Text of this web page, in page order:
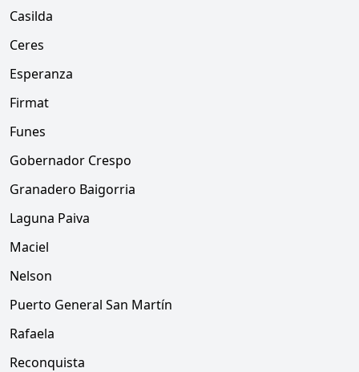
Casilda
Ceres
Esperanza
Firmat
Funes
Gobernador Crespo
Granadero Baigorria
Laguna Paiva
Maciel
Nelson
Puerto General San Martín
Rafaela
Reconquista